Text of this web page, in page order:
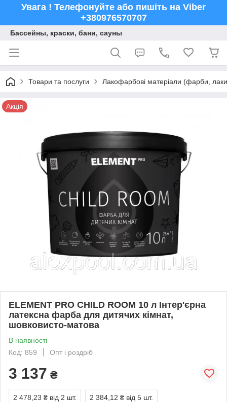
Увага ! Телефонуйте або пишіть на Viber
+380976570707
Бассейны, краски, бани, сауны
Товари та послуги Лакофарбові матеріали (фарби,
Акція
ELEMENT PRO CHILD ROOM 10 л Інтер'єрна
латексна фарба для дитячих кімнат,
шовковисто-матова
В наявності
Код: 859
Опт і роздріб
3 137 ₴
2 478,23 ₴ від 2 шт. 2 384,12 ₴ від 5 шт.